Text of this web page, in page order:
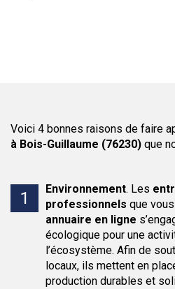
Voici 4 bonnes raisons de faire
à Bois-Guillaume (76230) que
Environnement. Les
professionnels que
annuaire en ligne
écologique pour une
l’écosystème. Afin de
locaux, ils mettent en
production durables et